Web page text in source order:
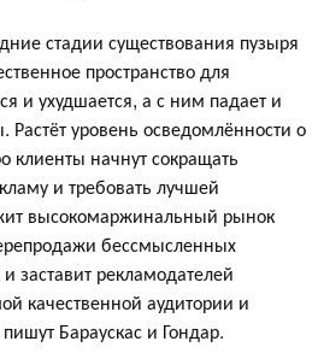
стадии существования пузыря
пространство для
и ухудшается, а с ним падает и
Растёт уровень осведомлённости о
начнут сокращать
и требовать лучшей
высокомаржинальный рынок
бессмысленных
заставит рекламодателей
качественной аудитории и
Бараускас и Гондар.